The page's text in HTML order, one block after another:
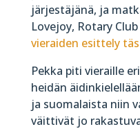
järjestäjänä, ja
Lovejoy, Rotary
vieraiden esittely
Pekka piti vieraille
heidän
ja suomalaista niin
väittivät jo